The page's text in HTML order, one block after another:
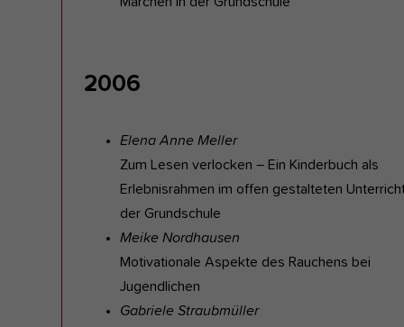
2006
Elena Anne Meller
Zum Lesen verlocken – Ein Kinderbuch als
Erlebnisrahmen im offen gestalteten
der Grundschule
Meike Nordhausen
Motivationale Aspekte des Rauchens bei
Jugendlichen
Gabriele Straubmüller